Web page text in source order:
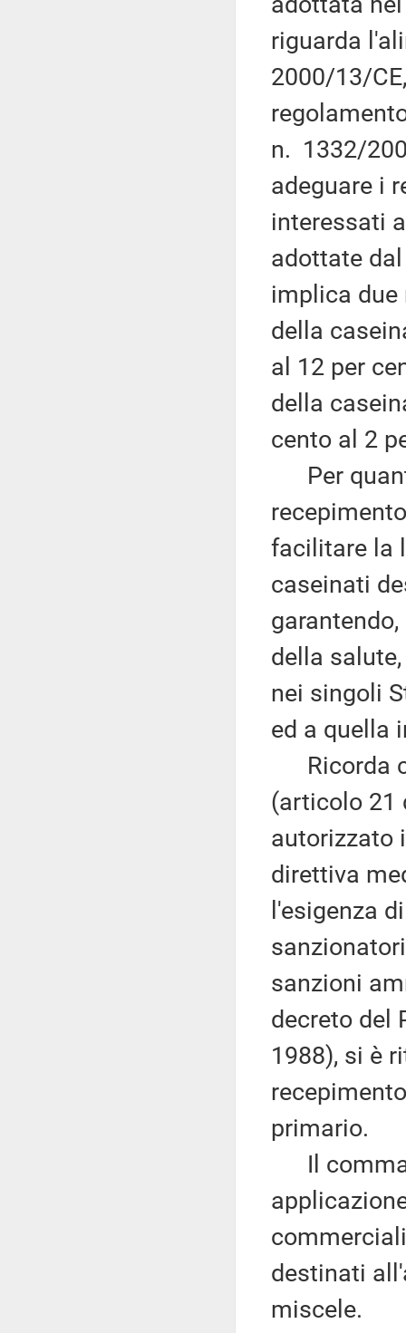
riguarda
2000/13/
n. 1332/
adeguare i
interessati
adottate
implica
della
al 12 per
della
cento al 2
Per
facilitare la
caseinati
della
nei singoli
ed a quella
Ricorda
(articolo 21
autorizzato
direttiva
l'esigenza
sanzioni
decreto del
1988), si è
primario.
Il comma
destinati
miscele.